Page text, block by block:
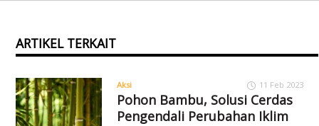
ARTIKEL TERKAIT
Aksi 11 Feb 2023
Pohon Bambu, Solusi Cerdas
Pengendali Perubahan Iklim